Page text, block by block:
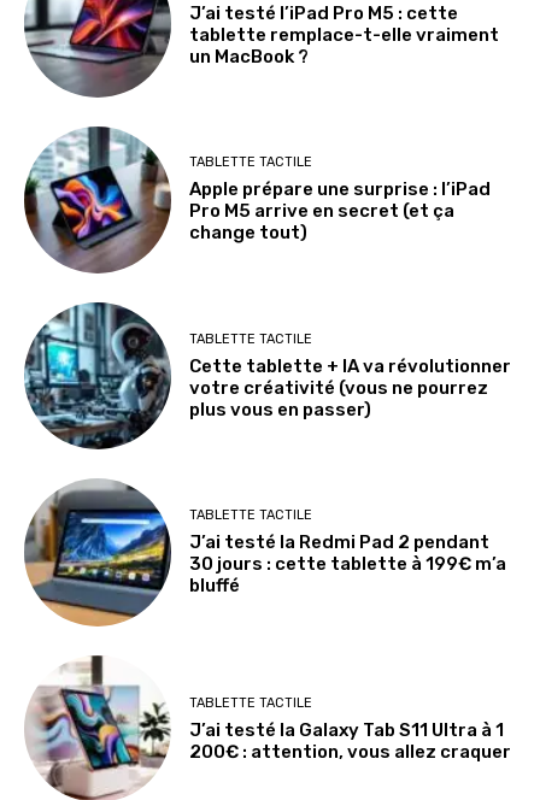
J’ai testé l’iPad Pro M5 : cette
tablette remplace-t-elle vraiment
un MacBook ?
TABLETTE TACTILE
Apple prépare une surprise : l’iPad
Pro M5 arrive en secret (et ça
change tout)
TABLETTE TACTILE
Cette tablette + IA va révolutionner
votre créativité (vous ne pourrez
plus vous en passer)
TABLETTE TACTILE
J’ai testé la Redmi Pad 2 pendant
30 jours : cette tablette à 199€ m’a
bluffé
TABLETTE TACTILE
J’ai testé la Galaxy Tab S11 Ultra à 1
200€ : attention, vous allez craquer